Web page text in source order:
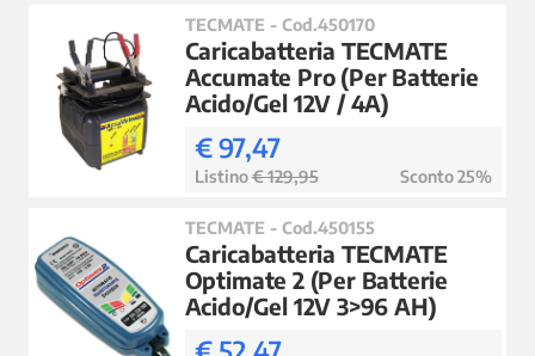
TECMATE - Cod.450170
Caricabatteria TECMATE
Accumate Pro (Per Batterie
Acido/Gel 12V / 4A)
€ 97,47
Listino€ 129,95 Sconto 25%
TECMATE - Cod.450155
Caricabatteria TECMATE
Optimate 2 (Per Batterie
Acido/Gel 12V 3>96 AH)